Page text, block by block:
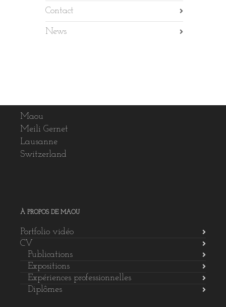
Contact
News
Maou
Meili Gernet
Lausanne
Switzerland
À PROPOS DE MAOU
Portfolio vidéo
CV
Publications
Expositions
Expériences professionnelles
Diplômes